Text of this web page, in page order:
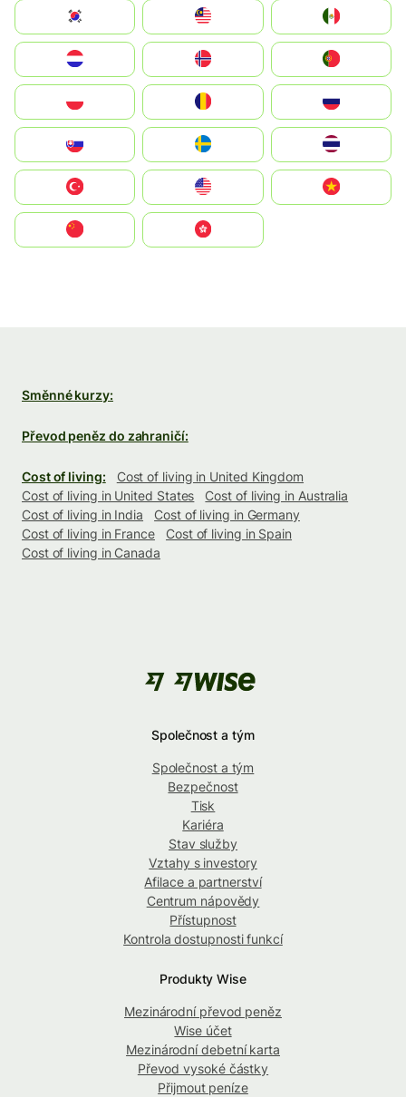
South Korea
United States
中國香港特別行政區
Směnné kurzy:
Převod peněz do zahraničí:
Cost of living:
Cost of living in United Kingdom
Cost of living in United States
Cost of living in Australia
Cost of living in India
Cost of living in Germany
Cost of living in France
Cost of living in Spain
Cost of living in Canada
Společnost a tým
Společnost a tým
Bezpečnost
Tisk
Kariéra
Stav služby
Vztahy s investory
Afilace a partnerství
Centrum nápovědy
Přístupnost
Kontrola dostupnosti funkcí
Produkty Wise
Mezinárodní převod peněz
Wise účet
Mezinárodní debetní karta
Převod vysoké částky
Přijmout peníze